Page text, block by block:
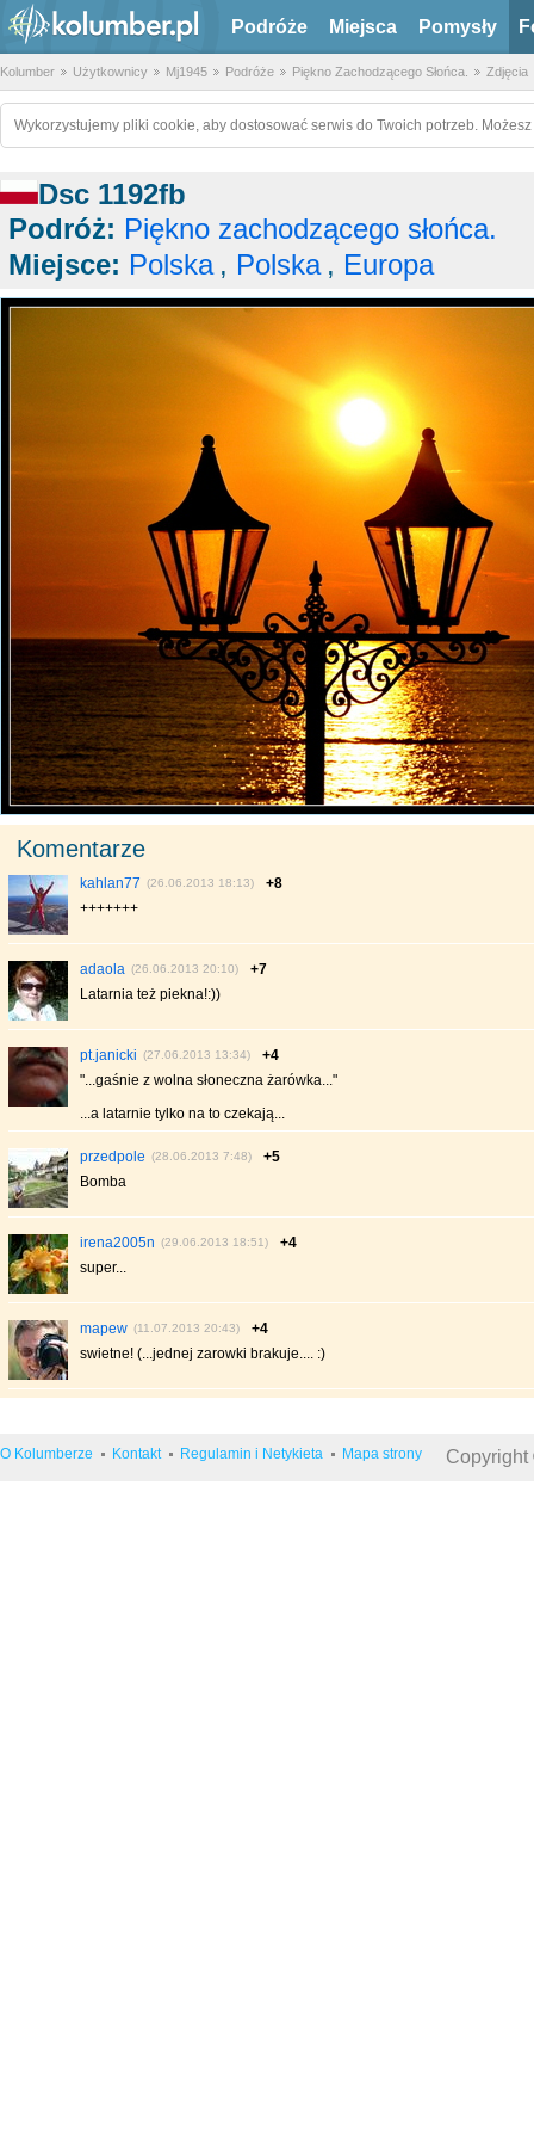
Podróże Miejsca Pomysły
Kolumber Użytkownicy Mj1945 Podróże Piękno Zachodzącego Słońca. Zdjęcia
Wykorzystujemy pliki cookie, aby dostosować serwis do Twoich potrzeb.
Dsc 1192fb
Podróż: Piękno zachodzącego słońca.
Miejsce: Polska , Polska , Europa
Komentarze
kahlan77 (26.06.2013 18:13)
+8
+++++++
adaola (26.06.2013 20:10)
+7
Latarnia też piekna!:))
pt.janicki (27.06.2013 13:34)
+4
"...gaśnie z wolna słoneczna żarówka..."
...a latarnie tylko na to czekają...
przedpole (28.06.2013 7:48)
+5
Bomba
irena2005n (29.06.2013 18:51)
+4
super...
mapew (11.07.2013 20:43)
+4
swietne! (...jednej zarowki brakuje.... :)
O Kolumberze Kontakt Regulamin i Netykieta Mapa strony